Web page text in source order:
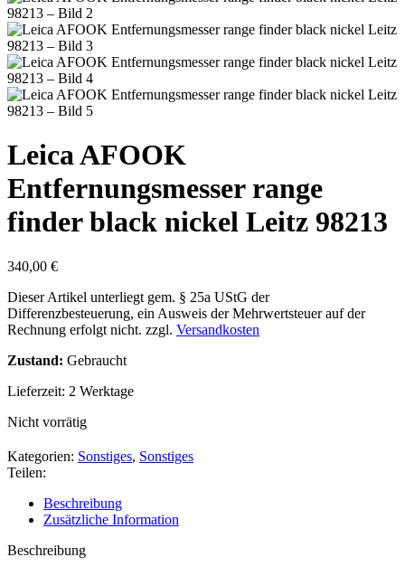
Leica AFOOK
Entfernungsmesser range
finder black nickel Leitz 98213
340,00 €
Dieser Artikel unterliegt gem. § 25a UStG der
Differenzbesteuerung, ein Ausweis der Mehrwertsteuer auf der
Rechnung erfolgt nicht. zzgl. Versandkosten
Zustand: Gebraucht
Lieferzeit: 2 Werktage
Nicht vorrätig
Kategorien: Sonstiges, Sonstiges
Teilen:
Beschreibung
Zusätzliche Information
Beschreibung